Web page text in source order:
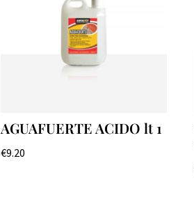
AGUAFUERTE ACIDO lt 1
€9.20